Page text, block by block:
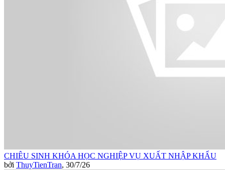
CHIÊU SINH KHÓA HỌC NGHIỆP VỤ XUẤT NHẬP KHẨU
bởi ThuyTienTran, 30/7/26